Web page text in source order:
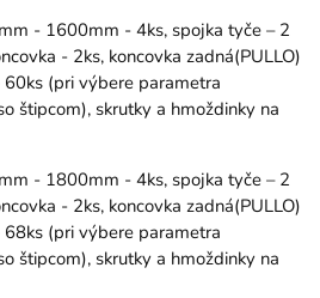
- 1600mm - 4ks, spojka tyče – 2
- 2ks, koncovka zadná(PULLO)
(pri výbere parametra
štipcom), skrutky a hmoždinky na
- 1800mm - 4ks, spojka tyče – 2
- 2ks, koncovka zadná(PULLO)
(pri výbere parametra
štipcom), skrutky a hmoždinky na